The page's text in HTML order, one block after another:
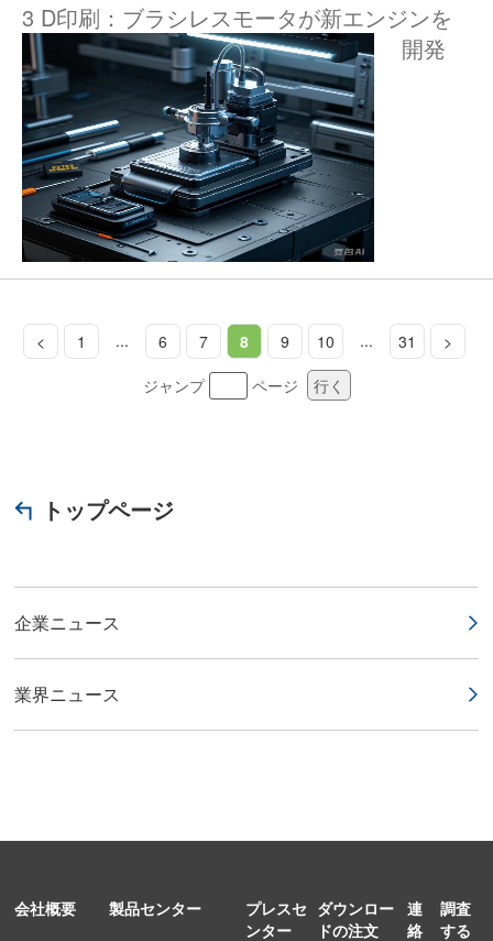
3 D印刷：ブラシレスモータが新エンジンを
開発
< 1 ... 6 7 8 9 10 ... 31
>
ジャンプ
ページ 行く
トップページ
企業ニュース
業界ニュース
会社概要 製品センター
プレスセ
ンター
ダウンロー
ドの注文
連
絡
調査
する